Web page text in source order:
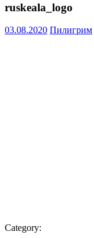
ruskeala_logo
03.08.2020 Пилигрим
Category: